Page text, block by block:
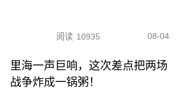
阅读 10935 08-04
里海一声巨响，这次差点把两场
战争炸成一锅粥！